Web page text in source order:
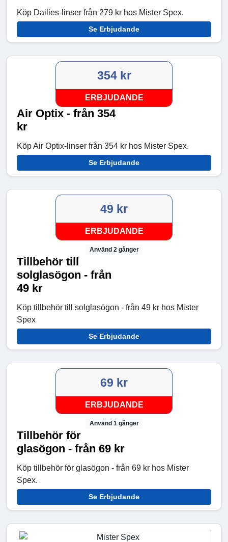
Köp Dailies-linser från 279 kr hos Mister Spex.
Se Erbjudande
354 kr
ERBJUDANDE
Air Optix - från 354
kr
Köp Air Optix-linser från 354 kr hos Mister Spex.
Se Erbjudande
49 kr
ERBJUDANDE
Använd 2 gånger
Tillbehör till
solglasögon - från
49 kr
Köp tillbehör till solglasögon - från 49 kr hos Mister
Spex
Se Erbjudande
69 kr
ERBJUDANDE
Använd 1 gånger
Tillbehör för
glasögon - från 69 kr
Köp tillbehör för glasögon - från 69 kr hos Mister
Spex.
Se Erbjudande